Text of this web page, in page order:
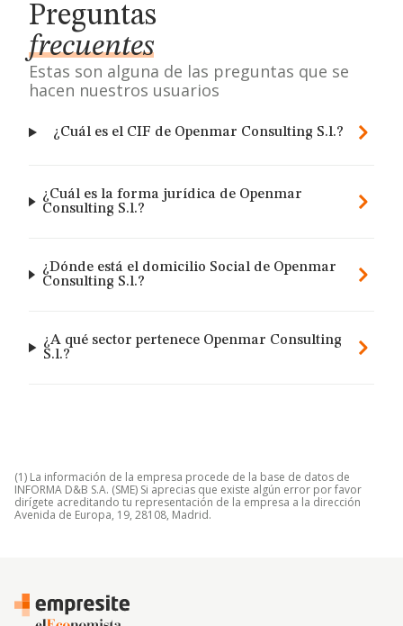
Preguntas
frecuentes
Estas son alguna de las preguntas que se
hacen nuestros usuarios
¿Cuál es el CIF de Openmar Consulting S.l.?
¿Cuál es la forma jurídica de Openmar
Consulting S.l.?
¿Dónde está el domicilio Social de Openmar
Consulting S.l.?
¿A qué sector pertenece Openmar Consulting
S.l.?
(1) La información de la empresa procede de la base de datos de
INFORMA D&B S.A. (SME) Si aprecias que existe algún error por favor
dirígete acreditando tu representación de la empresa a la dirección
Avenida de Europa, 19, 28108, Madrid.